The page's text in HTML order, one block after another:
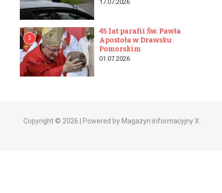
17.07.2026
3
45 lat parafii Św. Pawła
Apostoła w Drawsku
Pomorskim
01.07.2026
Copyright © 2026 | Powered by Magazyn informacyjny X